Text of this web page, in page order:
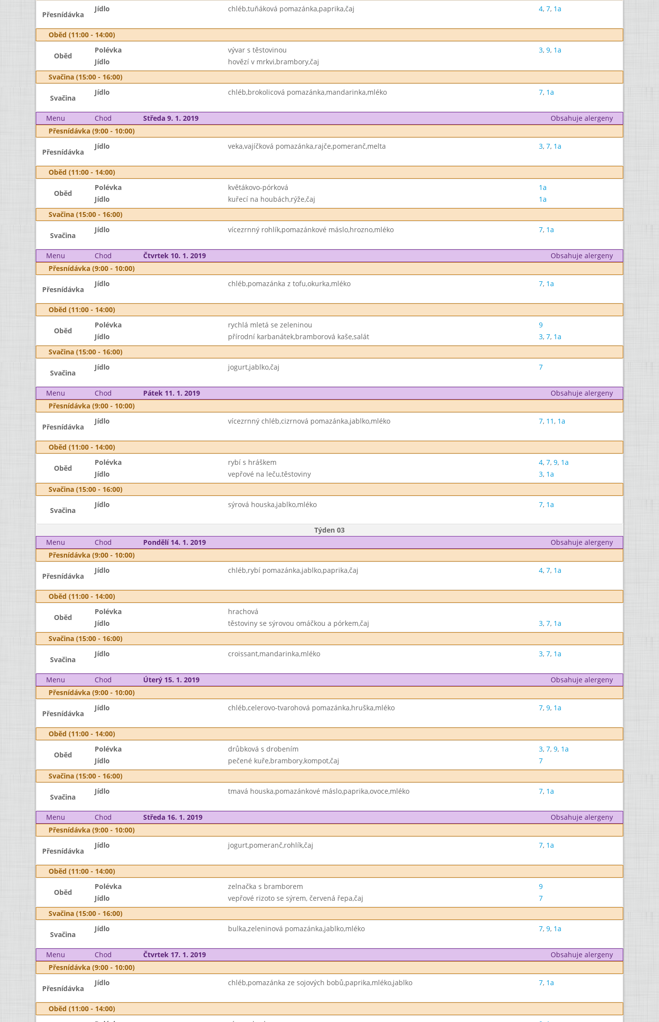
Přesnídávka
Jídlo chléb,tuňáková pomazánka,paprika,čaj 4, 7, 1a
Oběd (11:00 - 14:00)
Oběd
Polévka vývar s těstovinou 3, 9, 1a
Jídlo
hovězí v mrkvi,brambory,čaj
Svačina (15:00 - 16:00)
Svačina
Jídlo chléb,brokolicová pomazánka,mandarinka,mléko 7, 1a
Menu Chod Středa 9. 1. 2019
Obsahuje alergeny
Přesnídávka (9:00 - 10:00)
Přesnídávka
Jídlo veka,vajíčková pomazánka,rajče,pomeranč,melta 3, 7, 1a
Oběd (11:00 - 14:00)
Oběd
Polévka květákovo-pórková
1a
Jídlo
kuřecí na houbách,rýže,čaj
1a
Svačina (15:00 - 16:00)
Svačina
Jídlo vícezrnný rohlík,pomazánkové máslo,hrozno,mléko 7, 1a
Menu Chod Čtvrtek 10. 1. 2019
Obsahuje alergeny
Přesnídávka (9:00 - 10:00)
Přesnídávka
Jídlo chléb,pomazánka z tofu,okurka,mléko 7, 1a
Oběd (11:00 - 14:00)
Oběd
Polévka rychlá mletá se zeleninou
9
Jídlo
přírodní karbanátek,bramborová kaše,salát 3, 7, 1a
Svačina (15:00 - 16:00)
Svačina
Jídlo jogurt,jablko,čaj 7
Menu Chod Pátek 11. 1. 2019
Obsahuje alergeny
Přesnídávka (9:00 - 10:00)
Přesnídávka
Jídlo vícezrnný chléb,cizrnová pomazánka,jablko,mléko 7, 11, 1a
Oběd (11:00 - 14:00)
Oběd
Polévka rybí s hráškem 4, 7, 9, 1a
Jídlo
vepřové na leču,těstoviny 3, 1a
Svačina (15:00 - 16:00)
Svačina
Jídlo sýrová houska,jablko,mléko 7, 1a
Týden 03
Menu
Chod Pondělí 14. 1. 2019
Obsahuje alergeny
Přesnídávka (9:00 - 10:00)
Přesnídávka
Jídlo chléb,rybí pomazánka,jablko,paprika,čaj 4, 7, 1a
Oběd (11:00 - 14:00)
Oběd
Polévka
hrachová
Jídlo
těstoviny se sýrovou omáčkou a pórkem,čaj 3, 7, 1a
Svačina (15:00 - 16:00)
Svačina
Jídlo croissant,mandarinka,mléko 3, 7, 1a
Menu Chod Úterý 15. 1. 2019
Obsahuje alergeny
Přesnídávka (9:00 - 10:00)
Přesnídávka
Jídlo chléb,celerovo-tvarohová pomazánka,hruška,mléko 7, 9, 1a
Oběd (11:00 - 14:00)
Oběd
Polévka drůbková s drobením 3, 7, 9, 1a
Jídlo
pečené kuře,brambory,kompot,čaj
7
Svačina (15:00 - 16:00)
Svačina
Jídlo tmavá houska,pomazánkové máslo,paprika,ovoce,mléko 7, 1a
Menu Chod Středa 16. 1. 2019
Obsahuje alergeny
Přesnídávka (9:00 - 10:00)
Přesnídávka
Jídlo jogurt,pomeranč,rohlík,čaj 7, 1a
Oběd (11:00 - 14:00)
Oběd
Polévka zelnačka s bramborem
9
Jídlo
vepřové rizoto se sýrem, červená řepa,čaj
7
Svačina (15:00 - 16:00)
Svačina
Jídlo bulka,zeleninová pomazánka,jablko,mléko 7, 9, 1a
Menu Chod Čtvrtek 17. 1. 2019
Obsahuje alergeny
Přesnídávka (9:00 - 10:00)
Přesnídávka
Jídlo chléb,pomazánka ze sojových bobů,paprika,mléko,jablko 7, 1a
Oběd (11:00 - 14:00)